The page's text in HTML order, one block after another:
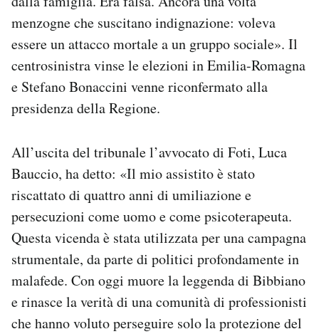
menzogne che suscitano indignazione: voleva
essere un attacco mortale a un gruppo sociale». Il
centrosinistra vinse le elezioni in Emilia-Romagna
e Stefano Bonaccini venne riconfermato alla
presidenza della Regione.
All’uscita del tribunale l’avvocato di Foti, Luca
Bauccio, ha detto: «Il mio assistito è stato
riscattato di quattro anni di umiliazione e
persecuzioni come uomo e come psicoterapeuta.
Questa vicenda è stata utilizzata per una campagna
strumentale, da parte di politici profondamente in
malafede. Con oggi muore la leggenda di Bibbiano
e rinasce la verità di una comunità di professionisti
che hanno voluto perseguire solo la protezione del